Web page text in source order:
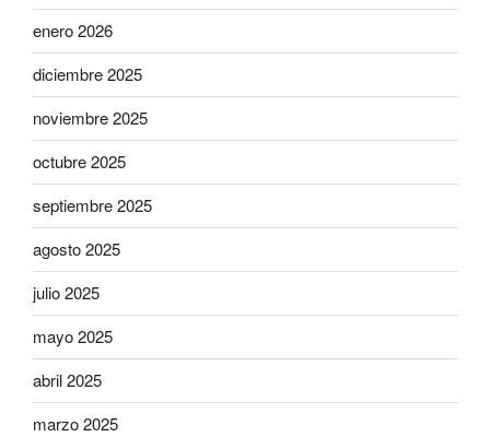
enero 2026
diciembre 2025
noviembre 2025
octubre 2025
septiembre 2025
agosto 2025
julio 2025
mayo 2025
abril 2025
marzo 2025